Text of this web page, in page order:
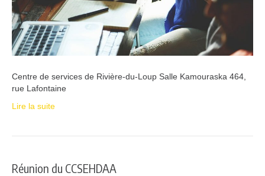
Centre de services de Rivière-du-Loup Salle Kamouraska 464,
rue Lafontaine
Lire la suite
Réunion du CCSEHDAA